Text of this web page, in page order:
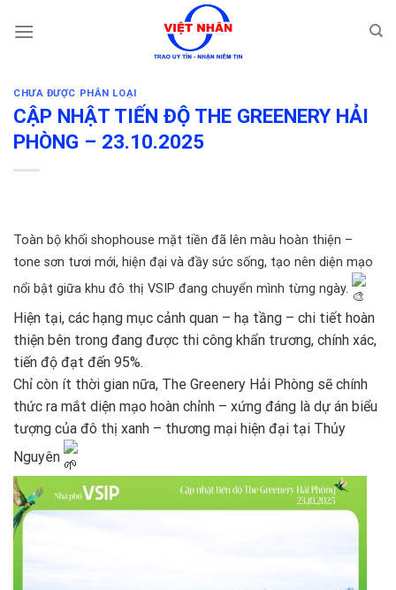
CHƯA ĐƯỢC PHÂN LOẠI
CẬP NHẬT TIẾN ĐỘ THE GREENERY HẢI
PHÒNG – 23.10.2025
Toàn bộ khối shophouse mặt tiền đã lên màu hoàn thiện –
tone sơn tươi mới, hiện đại và đầy sức sống, tạo nên diện mạo
nổi bật giữa khu đô thị VSIP đang chuyển mình từng ngày.
Hiện tại, các hạng mục cảnh quan – hạ tầng – chi tiết hoàn
thiện bên trong đang được thi công khẩn trương, chính xác,
tiến độ đạt đến 95%.
Chỉ còn ít thời gian nữa, The Greenery Hải Phòng sẽ chính
thức ra mắt diện mạo hoàn chỉnh – xứng đáng là dự án biểu
tượng của đô thị xanh – thương mại hiện đại tại Thủy
Nguyên